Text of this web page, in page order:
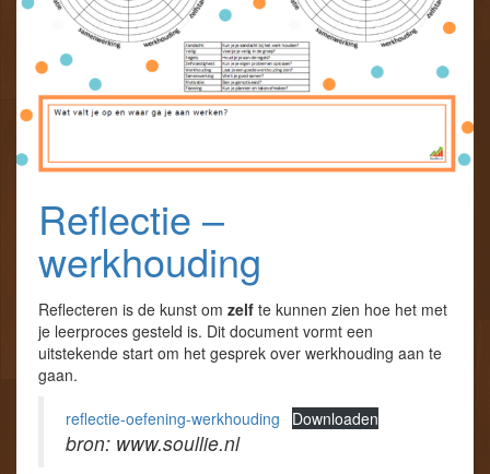
Reflectie –
werkhouding
Reflecteren is de kunst om zelf te kunnen zien hoe het met
je leerproces gesteld is. Dit document vormt een
uitstekende start om het gesprek over werkhouding aan te
gaan.
reflectie-oefening-werkhouding
Downloaden
bron: www.soullie.nl